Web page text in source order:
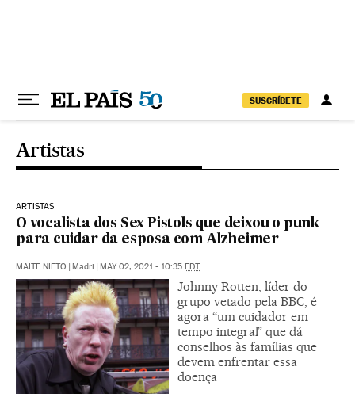
SUSCRÍBETE
Artistas
ARTISTAS
O vocalista dos Sex Pistols que deixou o punk
para cuidar da esposa com Alzheimer
MAITE NIETO | Madri | MAY 02, 2021 - 10:35 EDT
Johnny Rotten, líder do
grupo vetado pela BBC, é
agora “um cuidador em
tempo integral” que dá
conselhos às famílias que
devem enfrentar essa
doença